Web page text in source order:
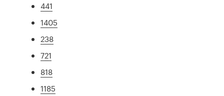
441
1405
238
721
818
1185